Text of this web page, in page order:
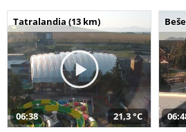
Tatralandia (13 km)
06:38 21,3 °C